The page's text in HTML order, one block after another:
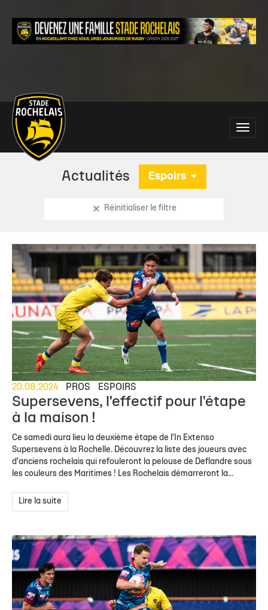
Main
site
navigation
Toggle
Actualités Espoirs
Réinitialiser le filtre
20.08.2024 PROS ESPOIRS
Supersevens, l'effectif pour l'étape
à la maison !
Ce samedi aura lieu la deuxième étape de l'In Extenso
Supersevens à la Rochelle. Découvrez la liste des joueurs avec
d'anciens rochelais qui refouleront la pelouse de Deflandre sous
les couleurs des Maritimes ! Les Rochelais démarreront la...
Lire la suite